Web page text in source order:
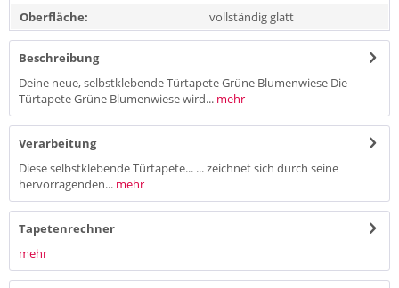
Oberfläche:
vollständig glatt
Beschreibung
Deine neue, selbstklebende Türtapete Grüne Blumenwiese Die
Türtapete Grüne Blumenwiese wird... mehr
Verarbeitung
Diese selbstklebende Türtapete... ... zeichnet sich durch seine
hervorragenden... mehr
Tapetenrechner
mehr